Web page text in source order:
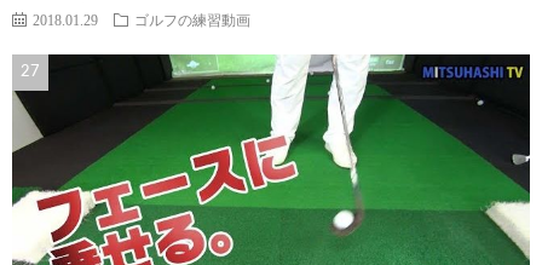
2018.01.29 ゴルフの練習動画